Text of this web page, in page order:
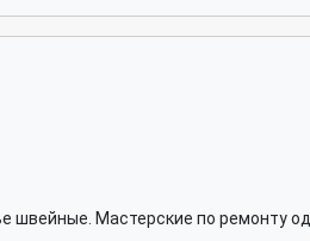
швейные. Мастерские по ремонту